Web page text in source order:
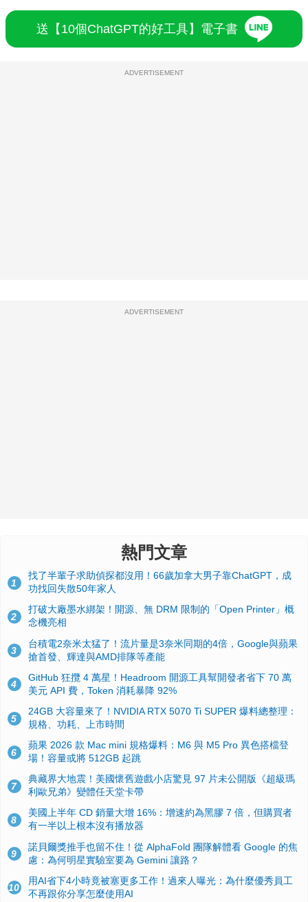
送【10個ChatGPT的好工具】電子書
ADVERTISEMENT
ADVERTISEMENT
熱門文章
1
找了半輩子求助偵探都沒用！66歲加拿大男子靠ChatGPT，成
功找回失散50年家人
2
打破大廠墨水綁架！開源、無 DRM 限制的「Open Printer」概
念機亮相
3
台積電2奈米太猛了！流片量是3奈米同期的4倍，Google與蘋果
搶首發、輝達與AMD排隊等產能
4
GitHub 狂攬 4 萬星！Headroom 開源工具幫開發者省下 70 萬
美元 API 費，Token 消耗暴降 92%
5
24GB 大容量來了！NVIDIA RTX 5070 Ti SUPER 爆料總整理：
規格、功耗、上市時間
6
蘋果 2026 款 Mac mini 規格爆料：M6 與 M5 Pro 異色搭檔登
場！容量或將 512GB 起跳
7
典藏界大地震！美國懷舊遊戲小店驚見 97 片未公開版《超級瑪
利歐兄弟》變體任天堂卡帶
8
美國上半年 CD 銷量大增 16%：增速約為黑膠 7 倍，但購買者
有一半以上根本沒有播放器
9
諾貝爾獎推手也留不住！從 AlphaFold 團隊解體看 Google 的焦
慮：為何明星實驗室要為 Gemini 讓路？
10
用AI省下4小時竟被塞更多工作！過來人曝光：為什麼優秀員工
不再跟你分享怎麼使用AI